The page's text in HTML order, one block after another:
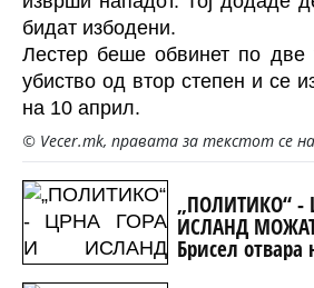
бидат избодени.
Лестер беше обвинет по две
убиство од втор степен и се
на 10 април.
© Vecer.mk, правата за текстот се
„ПОЛИТИКО“ -
ИСЛАНД
Брисел отвара